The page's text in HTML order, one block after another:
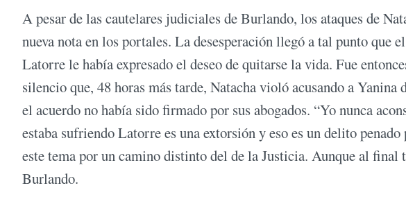
A pesar de las cautelares judiciales de Burlando, los ataques de
nueva nota en los portales. La desesperación llegó a tal punto que
Latorre le había expresado el deseo de quitarse la vida. Fue
silencio que, 48 horas más tarde, Natacha violó acusando a
el acuerdo no había sido firmado por sus abogados. “Yo nunca
estaba sufriendo Latorre es una extorsión y eso es un delito
este tema por un camino distinto del de la Justicia. Aunque al
Burlando.